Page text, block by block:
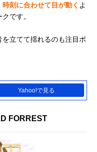
時刻に合わせて目が動く よ
です。
立てて揺れるのも注目ポ
Yahoo!で見る
FORREST